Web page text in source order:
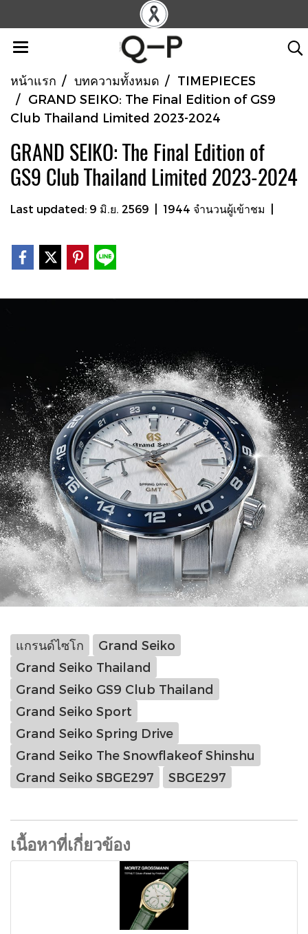
หน้าแรก บทความทั้งหมด
TIMEPIECES
GRAND SEIKO: The Final Edition of GS9
Club Thailand Limited 2023-2024
GRAND SEIKO: The Final Edition of
GS9 Club Thailand Limited 2023-2024
Last updated: 9 มิ.ย. 2569 1944 จำนวนผู้เข้าชม
แกรนด์ไซโก
Grand Seiko
Grand Seiko Thailand
Grand Seiko GS9 Club Thailand
Grand Seiko Sport
Grand Seiko Spring Drive
Grand Seiko The Snowflakeof Shinshu
Grand Seiko SBGE297
SBGE297
เนื้อหาที่เกี่ยวข้อง